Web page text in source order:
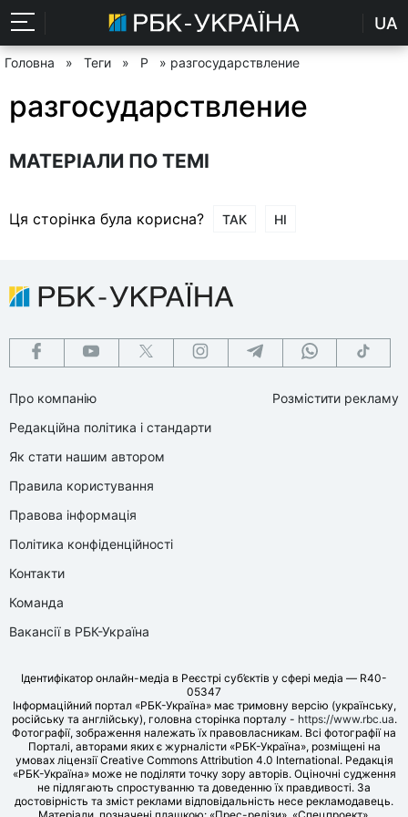
UA
Головна » Теги » Р » разгосударствление
разгосударствление
МАТЕРІАЛИ ПО ТЕМІ
Ця сторінка була корисна? ТАК НІ
Про компанію
Редакційна політика і стандарти
Як стати нашим автором
Правила користування
Правова інформація
Політика конфіденційності
Контакти
Команда
Вакансії в РБК-Україна
Розмістити рекламу
Ідентифікатор онлайн-медіа в Реєстрі суб’єктів у сфері медіа — R40-
05347
Інформаційний портал «РБК-Україна» має тримовну версію (українську,
російську та англійську), головна сторінка порталу - https://www.rbc.ua.
Фотографії, зображення належать їх правовласникам. Всі фотографії на
Порталі, авторами яких є журналісти «РБК-Україна», розміщені на
умовах ліцензії Creative Commons Attribution 4.0 International. Редакція
«РБК-Україна» може не поділяти точку зору авторів. Оціночні судження
не підлягають спростуванню та доведенню їх правдивості. За
достовірність та зміст реклами відповідальність несе рекламодавець.